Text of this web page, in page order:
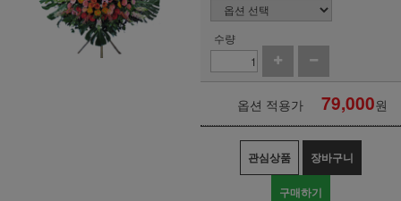
수량
옵션 적용가 79,000원
관심상품 장바구니
구매하기